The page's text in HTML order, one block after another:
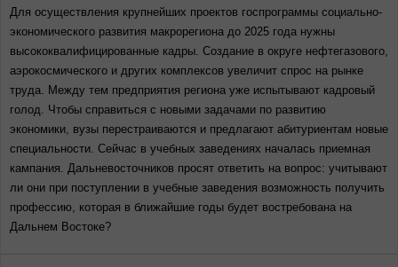
Для осуществления крупнейших проектов госпрограммы социально-
экономического развития макрорегиона до 2025 года нужны
высококвалифицированные кадры. Создание в округе нефтегазового,
аэрокосмического и других комплексов увеличит спрос на рынке
труда. Между тем предприятия региона уже испытывают кадровый
голод. Чтобы справиться с новыми задачами по развитию
экономики, вузы перестраиваются и предлагают абитуриентам новые
специальности. Сейчас в учебных заведениях началась приемная
кампания. Дальневосточников просят ответить на вопрос: учитывают
ли они при поступлении в учебные заведения возможность получить
профессию, которая в ближайшие годы будет востребована на
Дальнем Востоке?